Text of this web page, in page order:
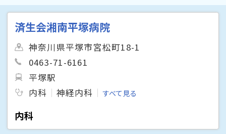
済生会湘南平塚病院
神奈川県平塚市宮松町18-1
0463-71-6161
平塚駅
内科
神経内科 すべて見る
内科